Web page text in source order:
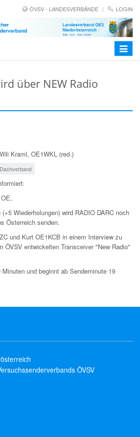
ÖVSV - LANDESVERBÄNDE LOGIN
Toggle
über NEW Radio
Kraml, OE1WKL (red.)
Wiederholungen) wird RADIO DARC noch
Österreich senden.
und Kurt OE1KCB in einem Interview zu
ÖVSV entwickelten Transceiver "New Radio"
und beginnt ab Sendeminute 19
ÖVSV